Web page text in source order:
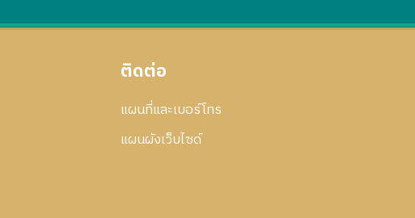
ติดต่อ
แผนที่และเบอร์โทร
แผนผังเว็บไซด์